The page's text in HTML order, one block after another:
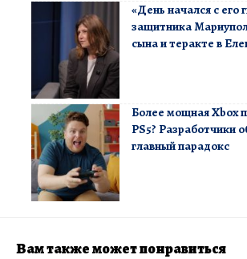
«День начался с его
защитника
сына и теракте в
Более мощная Xbox
PS5? Разработчики
главный парадокс
Вам также может понравиться